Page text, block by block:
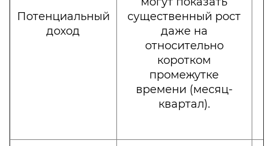
Потенциальный
доход
существенный рост
даже на
относительно
коротком
промежутке
времени (месяц-
квартал).